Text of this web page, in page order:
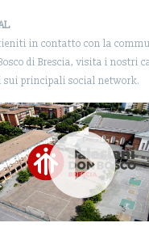
in contatto con la
di Brescia, visita i nostri
sui principali social network.